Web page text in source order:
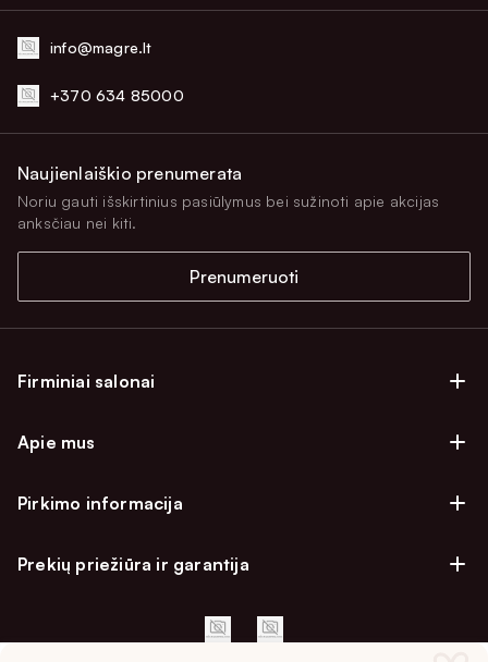
info@magre.lt
+370 634 85000
Firminiai salonai
Firminiai salonai Klaipėdoje
Prekių atsiėmimo punktai
Apie mus
Atsiliepimai
Pirkimo informacija
Pirkimo sąlygos
Prekių priežiūra ir garantija
Baldo kokybės priežiūros vadovas
Naujienlaiškio prenumerata
Noriu gauti išskirtinius pasiūlymus bei sužinoti apie akcijas
anksčiau nei kiti.
Prenumeruoti